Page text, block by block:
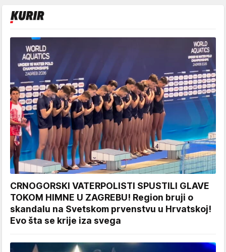
CRNOGORSKI VATERPOLISTI SPUSTILI GLAVE
TOKOM HIMNE U ZAGREBU! Region bruji o
skandalu na Svetskom prvenstvu u Hrvatskoj!
Evo šta se krije iza svega